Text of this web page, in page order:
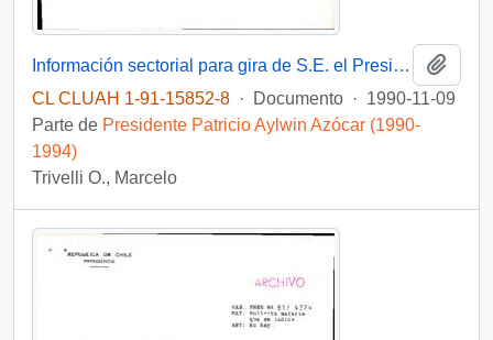
Información sectorial para gira de S.E. el Presidente de la República a la región de Tarapacá
CL CLUAH 1-91-15852-8 · Documento · 1990-11-09
Parte de Presidente Patricio Aylwin Azócar (1990-
1994)
Trivelli O., Marcelo